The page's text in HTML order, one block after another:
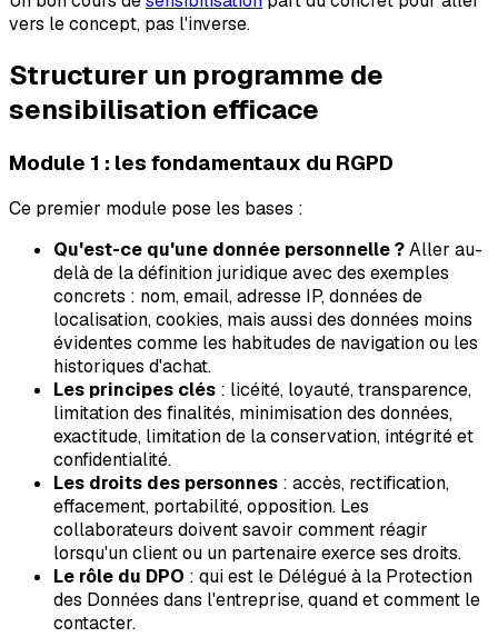
vers le concept, pas l'inverse.
Structurer un programme de
sensibilisation efficace
Module 1 : les fondamentaux du RGPD
Ce premier module pose les bases :
Qu'est-ce qu'une donnée personnelle ?Aller au-
delà de la définition juridique avec des exemples
concrets : nom, email, adresse IP, données de
localisation, cookies, mais aussi des données moins
évidentes comme les habitudes de navigation ou les
historiques d'achat.
Les principes clés : licéité, loyauté, transparence,
limitation des finalités, minimisation des données,
exactitude, limitation de la conservation, intégrité et
confidentialité.
Les droits des personnes : accès, rectification,
effacement, portabilité, opposition. Les
collaborateurs doivent savoir comment réagir
lorsqu'un client ou un partenaire exerce ses droits.
Le rôle du DPO : qui est le Délégué à la Protection
des Données dans l'entreprise, quand et comment le
contacter.